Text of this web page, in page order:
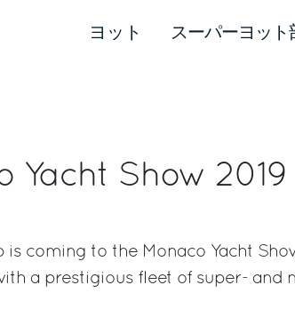
ヨット スーパーヨット
Yacht Show 2019
is coming to the Monaco Yacht
a prestigious fleet of super- and